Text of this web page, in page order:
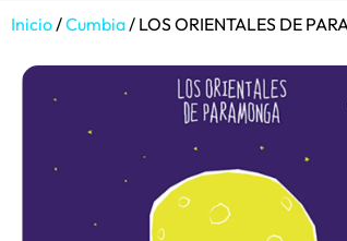
Inicio/Cumbia/ LOS ORIENTALES DE